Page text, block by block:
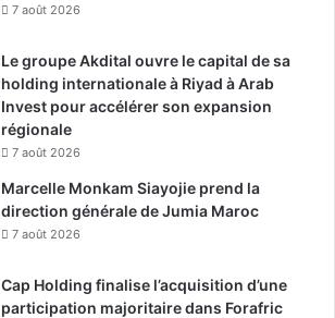
7 août 2026
Le groupe Akdital ouvre le capital de sa
holding internationale à Riyad à Arab
Invest pour accélérer son expansion
régionale
7 août 2026
Marcelle Monkam Siayojie prend la
direction générale de Jumia Maroc
7 août 2026
Cap Holding finalise l’acquisition d’une
participation majoritaire dans Forafric